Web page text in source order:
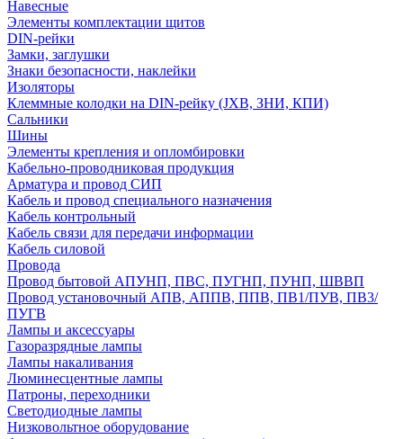
Навесные
Элементы комплектации щитов
DIN-рейки
Замки, заглушки
Знаки безопасности, наклейки
Изоляторы
Клеммные колодки на DIN-рейку (JXB, ЗНИ, КПИ)
Сальники
Шины
Элементы крепления и опломбировки
Кабельно-проводниковая продукция
Арматура и провод СИП
Кабель и провод специального назначения
Кабель контрольный
Кабель связи для передачи информации
Кабель силовой
Провода
Провод бытовой АПУНП, ПВС, ПУГНП, ПУНП, ШВВП
Провод установочный АПВ, АППВ, ППВ, ПВ1/ПУВ, ПВ3/
ПУГВ
Лампы и аксессуары
Газоразрядные лампы
Лампы накаливания
Люминесцентные лампы
Патроны, переходники
Светодиодные лампы
Низковольтное оборудование